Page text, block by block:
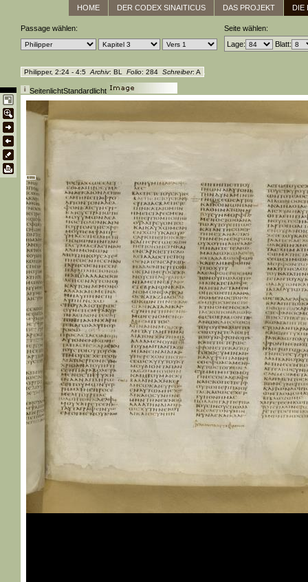
HOME DER CODEX SINAITICUS DAS PROJEKT DIE
Passage wählen:
Seite wählen:
Lage:
Blatt:
Philipper, 2:24 - 4:5 Archiv: BL Folio: 284 Schreiber: A
SeitenlichtStandardlicht